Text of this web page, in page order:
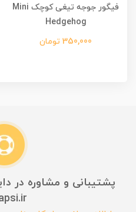
فیگور جوجه تیغی کوچک Mini
Hedgehog
350,000 تومان
پشتیبانی و مشاوره در